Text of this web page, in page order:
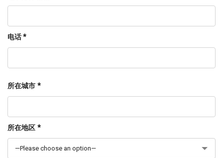
电话 *
所在城市 *
所在地区 *